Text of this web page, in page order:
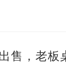
售，老